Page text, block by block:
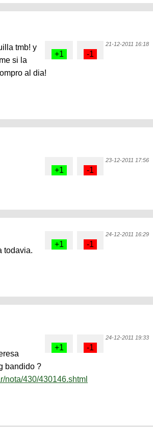
21-12-2011 16:18
tmb! y
si la
al dia!
23-12-2011 17:56
24-12-2011 16:29
todavia.
24-12-2011 19:33
bandido ?
nota/430/430146.shtml